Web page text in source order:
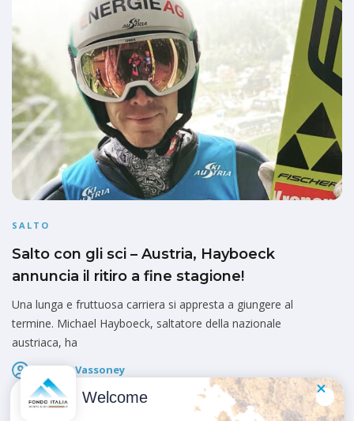
SALTO
Salto con gli sci – Austria, Hayboeck
annuncia il ritiro a fine stagione!
Una lunga e fruttuosa carriera si appresta a giungere al
termine. Michael Hayboeck, saltatore della nazionale
austriaca, ha
Fausto Vassoney
Pubblicato il
Welcome